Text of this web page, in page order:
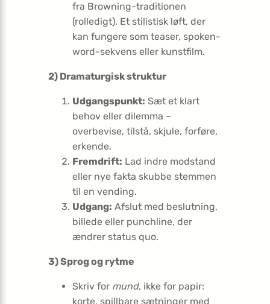
fra Browning-traditionen
(rolledigt). Et stilistisk løft, der
kan fungere som teaser, spoken-
word-sekvens eller kunstfilm.
2) Dramaturgisk struktur
Udgangspunkt: Sæt et klart
behov eller dilemma –
overbevise, tilstå, skjule, forføre,
erkende.
Fremdrift: Lad indre modstand
eller nye fakta skubbe stemmen
til en vending.
Udgang: Afslut med beslutning,
billede eller punchline, der
ændrer status quo.
3) Sprog og rytme
Skriv for mund, ikke for papir:
korte, spillbare sætninger med